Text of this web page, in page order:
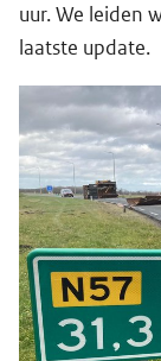
uur. We leiden
laatste update.